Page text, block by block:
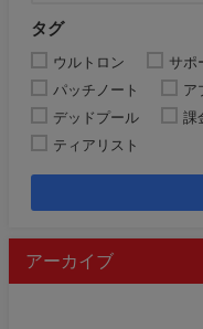
タグ
ウルトロン サポ
パッチノート
ア
デッドプール
課
ティアリスト
アーカイブ